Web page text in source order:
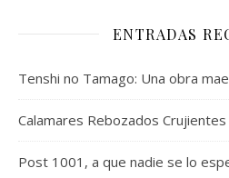
ENTRADAS
Tenshi no Tamago: Una obra
Calamares Rebozados
Post 1001, a que nadie se lo